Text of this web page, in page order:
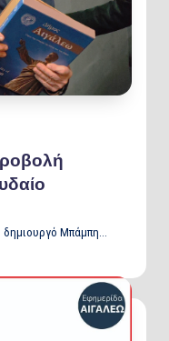
δημιουργό Μπάμπη…